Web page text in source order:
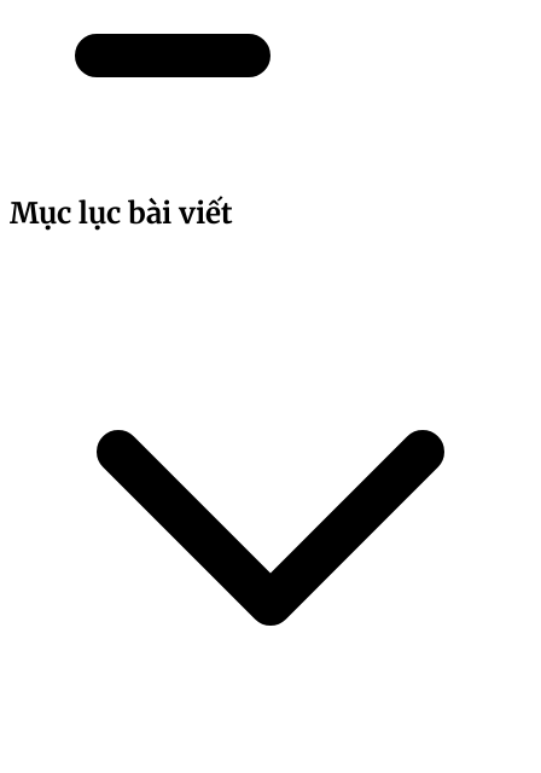
Mục lục bài viết